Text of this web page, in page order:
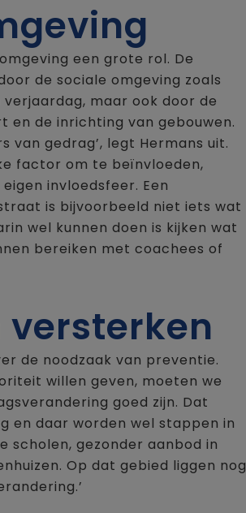
een grote rol. De
de sociale omgeving zoals
maar ook door de
en de inrichting van gebouwen.
van gedrag’, legt Hermans uit.
factor om te beïnvloeden,
invloedsfeer. Een
is bijvoorbeeld niet iets wat
wel kunnen doen is kijken wat
bereiken met coachees of
versterken
de noodzaak van preventie.
willen geven, moeten we
goed zijn. Dat
en daar worden wel stappen in
scholen, gezonder aanbod in
Op dat gebied liggen nog